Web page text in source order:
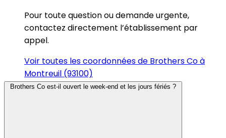
Pour toute question ou demande urgente,
contactez directement l’établissement par
appel.
Voir toutes les coordonnées de Brothers Co à
Montreuil (93100)
Brothers Co est-il ouvert le week-end et les jours fériés ?